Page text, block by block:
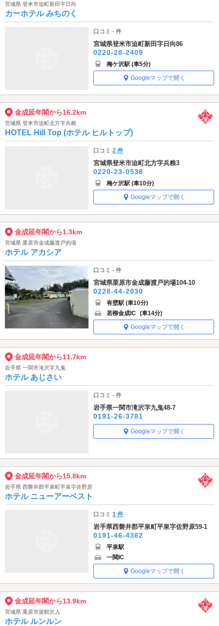
宮城県 登米市迫町新田字日向
カーホテル みちのく
口コミ - 件
宮城県登米市迫町新田字日向86
0220-28-2409
梅ケ沢駅 (車5分)
Googleマップで開く
金成延年閣から16.2km
宮城県 登米市迫町北方字兵粮
HOTEL Hill Top (ホテル ヒルトップ)
口コミ2 件
宮城県登米市迫町北方字兵粮3
0220-23-0538
梅ケ沢駅 (車10分)
Googleマップで開く
金成延年閣から1.3km
宮城県 栗原市金成藤渡戸的場
ホテル アカシア
口コミ - 件
宮城県栗原市金成藤渡戸的場104-10
0228-44-2030
有壁駅 (車10分)
若柳金成IC (車14分)
Googleマップで開く
金成延年閣から11.7km
岩手県 一関市滝沢字九鬼
ホテル あじさい
口コミ - 件
岩手県一関市滝沢字九鬼48-7
0191-26-3781
Googleマップで開く
金成延年閣から15.8km
岩手県 西磐井郡平泉町平泉字佐野原
ホテル ニューアーベスト
口コミ1 件
岩手県西磐井郡平泉町平泉字佐野原59-1
0191-46-4362
平泉駅
一関IC
Googleマップで開く
金成延年閣から13.9km
宮城県 栗原市築館沢入
ホテル ルンルン